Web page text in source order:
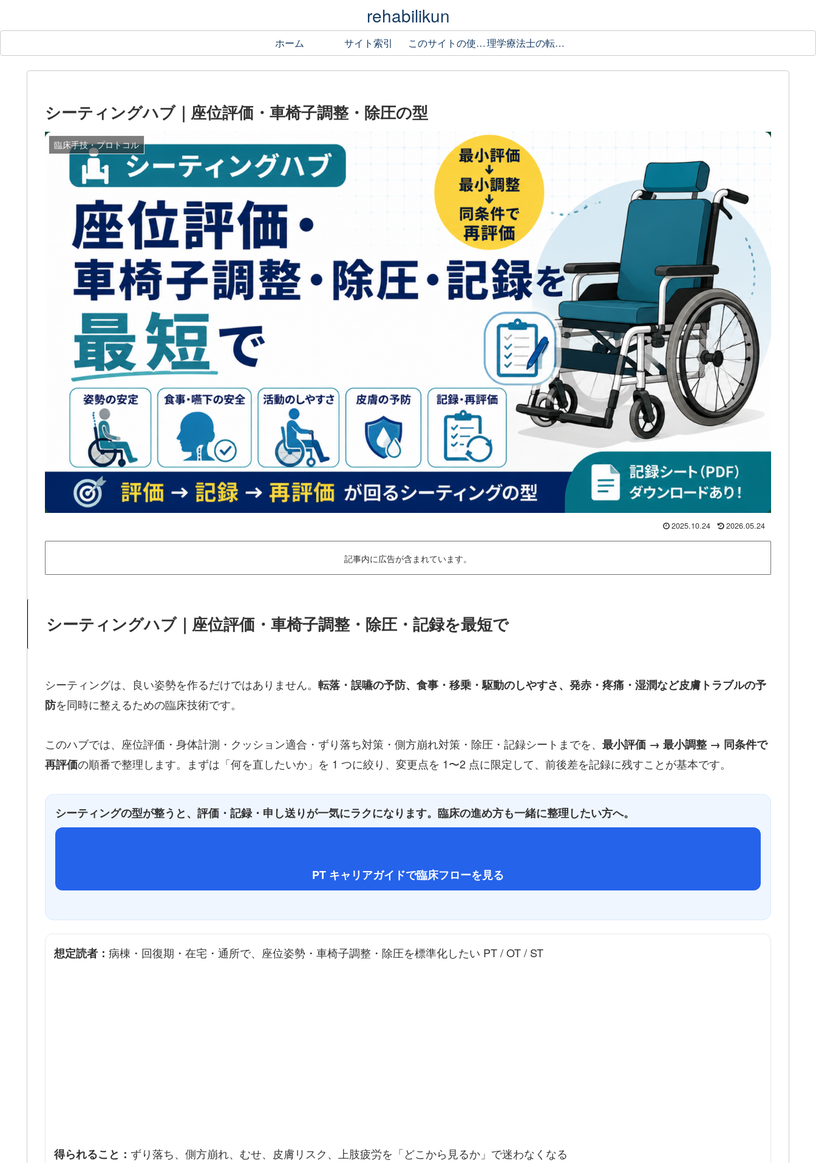
rehabilikun
ホーム サイト索引 このサイトの使い方 理学療法士の転職ガイド
シーティングハブ｜座位評価・車椅子調整・除圧の型
臨床手技・プロトコル
2025.10.24 2026.05.24
記事内に広告が含まれています。
シーティングハブ｜座位評価・車椅子調整・除圧・記録を最短で
シーティングは、良い姿勢を作るだけではありません。 転落・誤嚥の予防、食事・移乗・駆動のしやすさ、発赤・疼痛・湿潤など皮膚トラブルの予
防を同時に整えるための臨床技術です。
このハブでは、座位評価・身体計測・クッション適合・ずり落ち対策・側方崩れ対策・除圧・記録シートまでを、 最小評価 → 最小調整 → 同条件で
再評価の順番で整理します。まずは「何を直したいか」を 1 つに絞り、変更点を 1〜2 点に限定して、前後差を記録に残すことが基本です。
シーティングの型が整うと、評価・記録・申し送りが一気にラクになります。臨床の進め方も一緒に整理したい方へ。
PT キャリアガイドで臨床フローを見る
想定読者： 病棟・回復期・在宅・通所で、座位姿勢・車椅子調整・除圧を標準化したい PT / OT / ST
得られること： ずり落ち、側方崩れ、むせ、皮膚リスク、上肢疲労を「どこから見るか」で迷わなくなる